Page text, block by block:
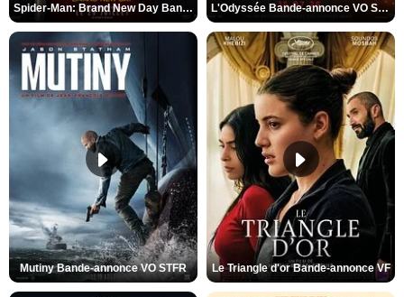
Spider-Man: Brand New Day Bande-annonce VO STFR L'Odyssée Bande-annonce VO STFR
Mutiny Bande-annonce VO STFR Le Triangle d'or Bande-annonce VF